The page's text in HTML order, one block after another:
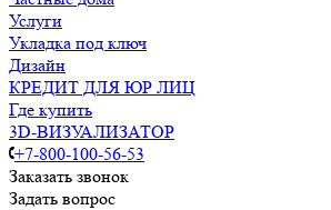
Услуги
Укладка под ключ
Дизайн
КРЕДИТ ДЛЯ ЮР ЛИЦ
Где купить
3D-ВИЗУАЛИЗАТОР
+7-800-100-56-53
Заказать звонок
Задать вопрос